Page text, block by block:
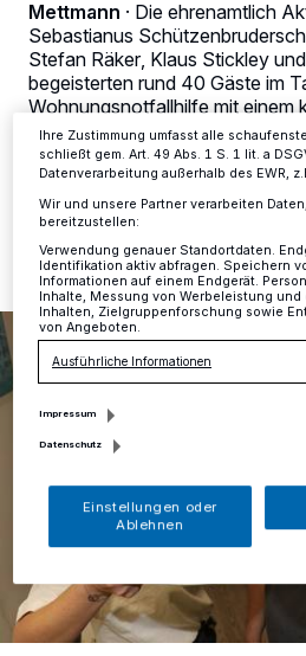
Mettmann · Die ehrenamtlich
Sebastianus
Stefan Räker, Klaus Stickley
begeisterten rund 40 Gäste im
Wohnungsnotfallhilfe mit einem
03.04.2025 , 13:15 Uhr Eine
Anzeigen möglicherweise nicht mehr so
dieses Menü jederzeit wieder aufrufen,
ändern oder Ihre Einwilligung zu
Einstellungen oder Ablehnen am unteren
Ihre Einstellungen gelten innerhalb
Informationen finden Sie in unserer
Ihre Zustimmung umfasst alle
schließt gem. Art. 49 Abs. 1 S. 1 lit. a
Datenverarbeitung außerhalb des EWR,
Wir und unsere Partner verarbeiten
bereitzustellen:
Verwendung genauer Standortdaten.
Identifikation aktiv abfragen. Speichern
Informationen auf einem Endgerät.
Inhalte, Messung von Werbeleistung
Inhalten, Zielgruppenforschung sowie
von Angeboten.
Ausführliche Informationen
Impressum
Datenschutz
Einstellungen oder
Ablehnen